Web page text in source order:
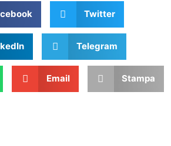
Twitter
Telegram
Email Stampa